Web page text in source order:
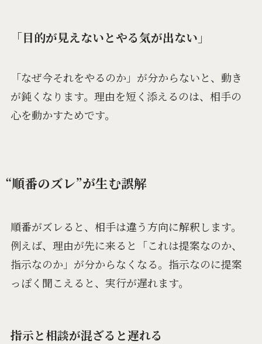
「目的が見えないとやる気が出ない」
「なぜ今それをやるのか」が分からないと、動き
が鈍くなります。理由を短く添えるのは、相手の
心を動かすためです。
“順番のズレ”が生む誤解
順番がズレると、相手は違う方向に解釈します。
例えば、理由が先に来ると「これは提案なのか、
指示なのか」が分からなくなる。指示なのに提案
っぽく聞こえると、実行が遅れます。
指示と相談が混ざると遅れる